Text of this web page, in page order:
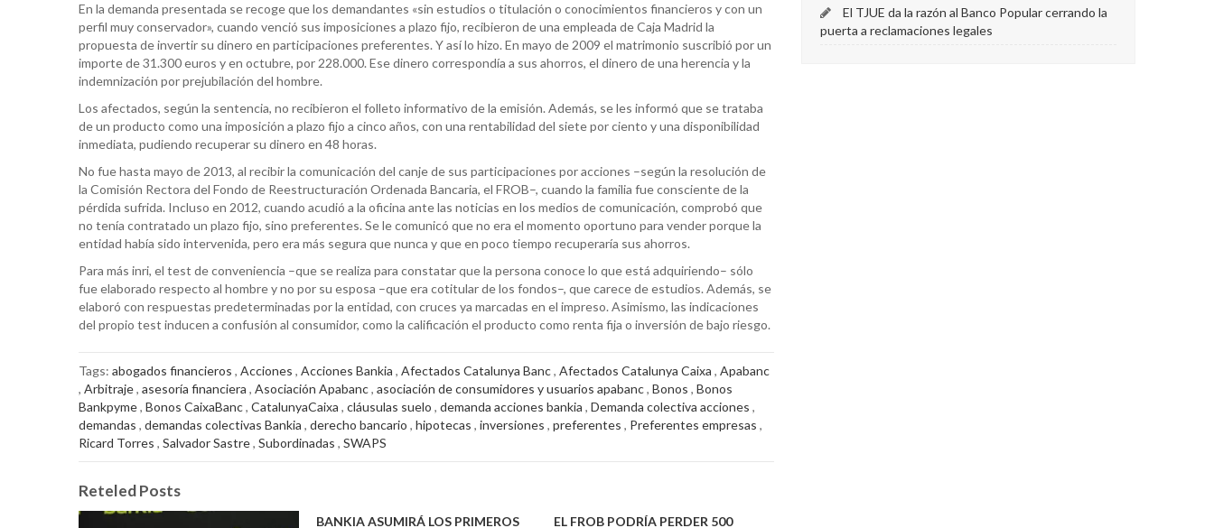
En la demanda presentada se recoge que los demandantes «sin estudios o titulación o conocimientos financieros y con un
perfil muy conservador», cuando venció sus imposiciones a plazo fijo, recibieron de una empleada de Caja Madrid la
propuesta de invertir su dinero en participaciones preferentes. Y así lo hizo. En mayo de 2009 el matrimonio suscribió por un
importe de 31.300 euros y en octubre, por 228.000. Ese dinero correspondía a sus ahorros, el dinero de una herencia y la
indemnización por prejubilación del hombre.
Los afectados, según la sentencia, no recibieron el folleto informativo de la emisión. Además, se les informó que se trataba
de un producto como una imposición a plazo fijo a cinco años, con una rentabilidad del siete por ciento y una disponibilidad
inmediata, pudiendo recuperar su dinero en 48 horas.
No fue hasta mayo de 2013, al recibir la comunicación del canje de sus participaciones por acciones –según la resolución de
la Comisión Rectora del Fondo de Reestructuración Ordenada Bancaria, el FROB–, cuando la familia fue consciente de la
pérdida sufrida. Incluso en 2012, cuando acudió a la oficina ante las noticias en los medios de comunicación, comprobó que
no tenía contratado un plazo fijo, sino preferentes. Se le comunicó que no era el momento oportuno para vender porque la
entidad había sido intervenida, pero era más segura que nunca y que en poco tiempo recuperaría sus ahorros.
Para más inri, el test de conveniencia –que se realiza para constatar que la persona conoce lo que está adquiriendo– sólo
fue elaborado respecto al hombre y no por su esposa –que era cotitular de los fondos–, que carece de estudios. Además, se
elaboró con respuestas predeterminadas por la entidad, con cruces ya marcadas en el impreso. Asimismo, las indicaciones
del propio test inducen a confusión al consumidor, como la calificación el producto como renta fija o inversión de bajo riesgo.
Tags: abogados financieros , Acciones , Acciones Bankia , Afectados Catalunya Banc, Afectados Catalunya Caixa , Apabanc
, Arbitraje, asesoría financiera , Asociación Apabanc, asociación de consumidores y usuarios apabanc, Bonos , Bonos
Bankpyme, Bonos CaixaBanc, CatalunyaCaixa , cláusulas suelo , demanda acciones bankia , Demanda colectiva acciones ,
demandas , demandas colectivas Bankia , derecho bancario , hipotecas , inversiones , preferentes , Preferentes empresas ,
Ricard Torres , Salvador Sastre, Subordinadas , SWAPS
Reteled Posts
BANKIA ASUMIRÁ LOS PRIMEROS
EL FROB PODRÍA PERDER 500
El TJUE da la razón al Banco Popular cerrando la
puerta a reclamaciones legales